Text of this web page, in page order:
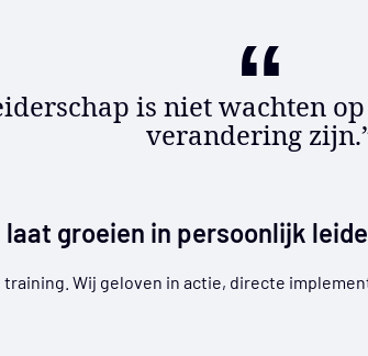
is niet wachten
verandering
laat groeien in persoonlijk
training. Wij geloven in actie, directe